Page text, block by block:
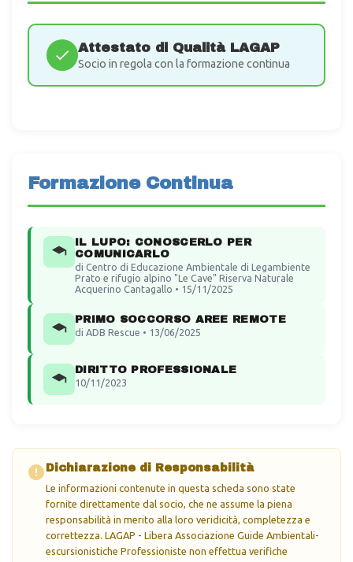
Attestato di Qualità LAGAP
Socio in regola con la formazione continua
Formazione Continua
IL LUPO: CONOSCERLO PER
COMUNICARLO
di Centro di Educazione Ambientale di Legambiente
Prato e rifugio alpino "Le Cave" Riserva Naturale
Acquerino Cantagallo • 15/11/2025
PRIMO SOCCORSO AREE REMOTE
di ADB Rescue • 13/06/2025
DIRITTO PROFESSIONALE
10/11/2023
Dichiarazione di Responsabilità
Le informazioni contenute in questa scheda sono state
fornite direttamente dal socio, che ne assume la piena
responsabilità in merito alla loro veridicità, completezza e
correttezza. LAGAP - Libera Associazione Guide Ambientali-
escursionistiche Professioniste non effettua verifiche